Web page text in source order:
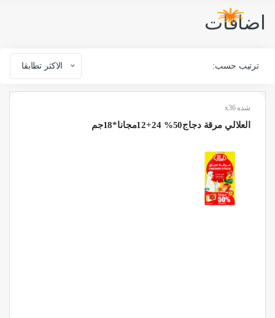
اضافات
ترتيب حسب: الاكثر تطابقا
شده x36
العلالي مرقة دجاج50% 24+12مجانا*18جم